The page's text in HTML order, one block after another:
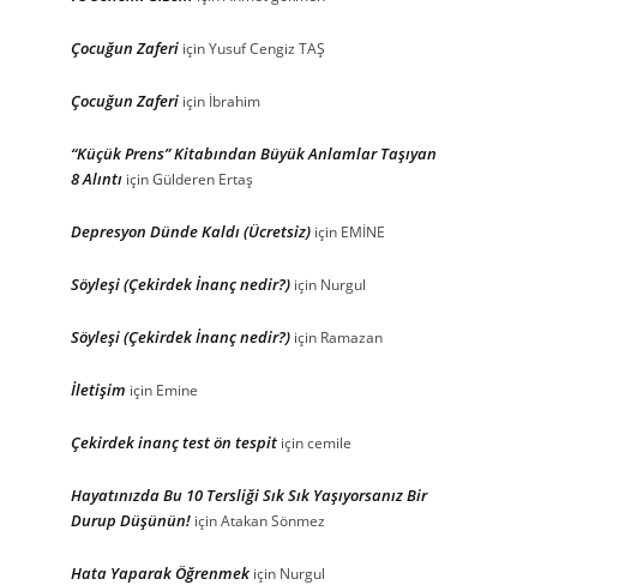
Çocuğun Zaferi içinYusuf Cengiz TAŞ
Çocuğun Zaferi için İbrahim
“Küçük Prens” Kitabından Büyük Anlamlar Taşıyan
8 Alıntı içinGülderen Ertaş
Depresyon Dünde Kaldı (Ücretsiz) için EMİNE
Söyleşi (Çekirdek İnanç nedir?) için Nurgul
Söyleşi (Çekirdek İnanç nedir?) için Ramazan
İletişim için Emine
Çekirdek inanç test ön tespit içincemile
Hayatınızda Bu 10 Tersliği Sık Sık Yaşıyorsanız Bir
Durup Düşünün! içinAtakan Sönmez
Hata Yaparak Öğrenmek için Nurgul